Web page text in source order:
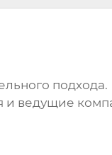
подхода.
и ведущие